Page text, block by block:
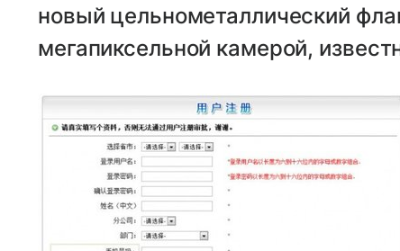
новый цельнометаллический
мегапиксельной камерой,